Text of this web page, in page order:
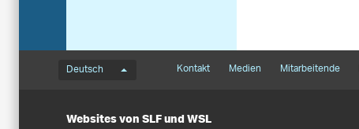
Sprachmenü
Deutsch
Footernavigation
Kontakt Medien Mitarbeitende
Websites von SLF und WSL